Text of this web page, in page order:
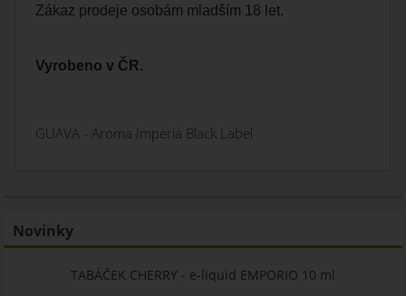
Zákaz prodeje osobám mladším 18 let.
Vyrobeno v ČR.
GUAVA - Aroma Imperia Black Label
Novinky
TABÁČEK CHERRY - e-liquid EMPORIO 10 ml